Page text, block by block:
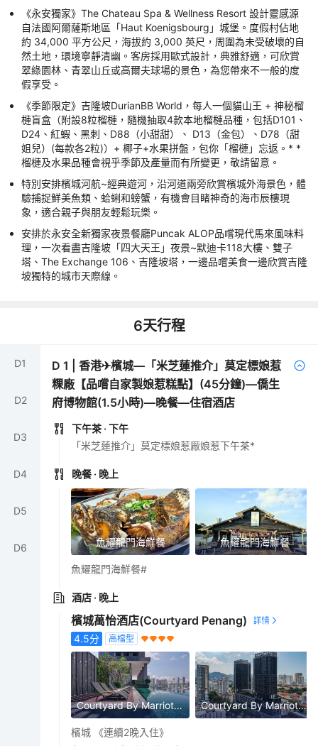
《永安獨家》The Chateau Spa & Wellness Resort 設計靈感源
自法國阿爾薩斯地區「Haut Koenigsbourg」城堡。度假村佔地
約 34,000 平方公尺，海拔約 3,000 英尺，周圍為未受破壞的自
然土地，環境寧靜清幽。客房採用歐式設計，典雅舒適，可欣賞
翠綠園林、青翠山丘或高爾夫球場的景色，為您帶來不一般的度
假享受。
《季節限定》吉隆坡DurianBB World，每人一個貓山王 + 神秘榴
槤盲盒（附設8粒榴槤，隨機抽取4款本地榴槤品種，包括D101、
D24、紅蝦、黑刺、D88（小甜甜）、 D13（金包）、D78（甜
姐兒）(每款各2粒)）+ 椰子+水果拼盤，包你「榴槤」忘返。* *
榴槤及水果品種會視乎季節及產量而有所變更，敬請留意。
特別安排檳城河航~經典遊河，沿河道兩旁欣賞檳城外海景色，體
驗捕捉鮮美魚類、蛤蜊和螃蟹，有機會目睹神奇的海市辰樓現
象，適合親子與朋友輕鬆玩樂。
安排於永安全新獨家夜景餐廳Puncak ALOP品嚐現代馬來風味料
理，一次看盡吉隆坡「四大天王」夜景~默迪卡118大樓、雙子
塔、The Exchange 106、吉隆坡塔，一邊品嚐美食一邊欣賞吉隆
坡獨特的城市天際線。
6天行程
D1
D2
D3
D4
D5
D6
D1 |香港✈檳城—「米芝蓮推介」莫定標娘惹
粿廠【品嚐自家製娘惹糕點】(45分鐘)—僑生
府博物館(1.5小時)—晚餐—住宿酒店
下午茶 · 下午
「米芝蓮推介」莫定標娘惹厰娘惹下午茶*
晚餐 · 晚上
魚耀龍門海鮮餐 魚耀龍門海鮮餐
魚耀龍門海鮮餐#
酒店 · 晚上
檳城萬怡酒店(Courtyard Penang)
4.5分 高檔型
Courtyard By Marriott Penang Courtyard By Marriott Penang
檳城 《連續2晚入住》